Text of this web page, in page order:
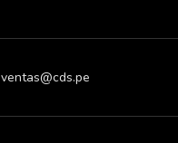
ventas@cds.pe